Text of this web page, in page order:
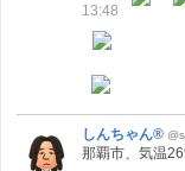
13:48
しんちゃん®
那覇市、気温